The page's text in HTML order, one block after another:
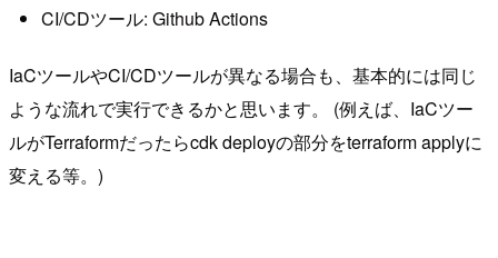
CI/CDツール: Github Actions
IaCツールやCI/CDツールが異なる場合も、基本的には同じ
ような流れで実行できるかと思います。 (例えば、IaCツー
ルがTerraformだったらcdk deployの部分をterraform applyに
変える等。)